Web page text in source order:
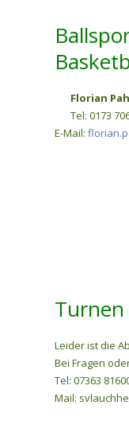
Florian
Tel: 0173
E-Mail:
Turnen
Bei Fragen
Tel: 07363
Mail: